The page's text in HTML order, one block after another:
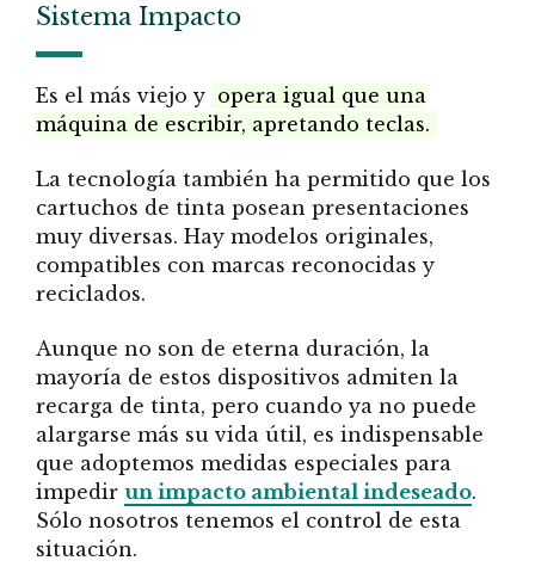
Sistema Impacto
Es el más viejo y opera igual que una
máquina de escribir, apretando teclas.
La tecnología también ha permitido que los
cartuchos de tinta posean presentaciones
muy diversas. Hay modelos originales,
compatibles con marcas reconocidas y
reciclados.
Aunque no son de eterna duración, la
mayoría de estos dispositivos admiten la
recarga de tinta, pero cuando ya no puede
alargarse más su vida útil, es indispensable
que adoptemos medidas especiales para
impedir un impacto ambiental indeseado.
Sólo nosotros tenemos el control de esta
situación.